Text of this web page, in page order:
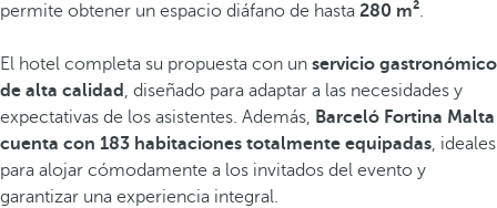
permite obtener un espacio diáfano de hasta 280 m².
El hotel completa su propuesta con un servicio gastronómico
de alta calidad , diseñado para adaptar a las necesidades y
expectativas de los asistentes. Además, Barceló Fortina Malta
cuenta con 183 habitaciones totalmente equipadas, ideales
para alojar cómodamente a los invitados del evento y
garantizar una experiencia integral.